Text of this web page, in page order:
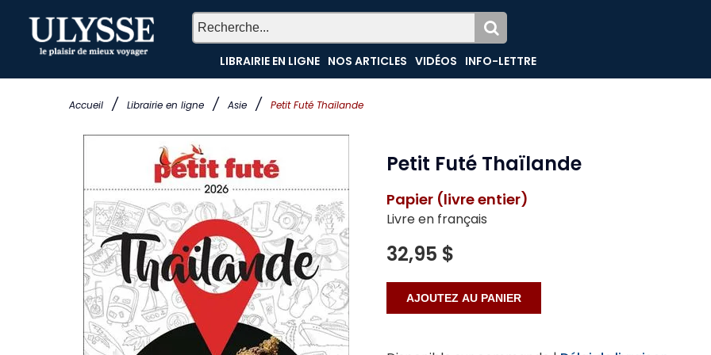
Accueil / Librairie en ligne / Asie / Petit Futé Thaïlande
LIBRAIRIE EN LIGNE NOS ARTICLES VIDÉOS INFO-LETTRE
Petit Futé Thaïlande
Papier (livre entier)
Livre en français
32,95 $